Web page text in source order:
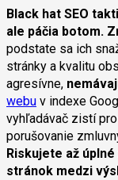
Black hat SEO
ale páčia botom.
podstate sa ich
stránky a kvalitu
agresívne,
webu v indexe
vyhľadávač zistí
porušovanie
Riskujete až
stránok medzi